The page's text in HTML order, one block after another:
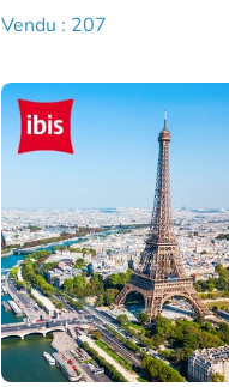
Vendu : 207